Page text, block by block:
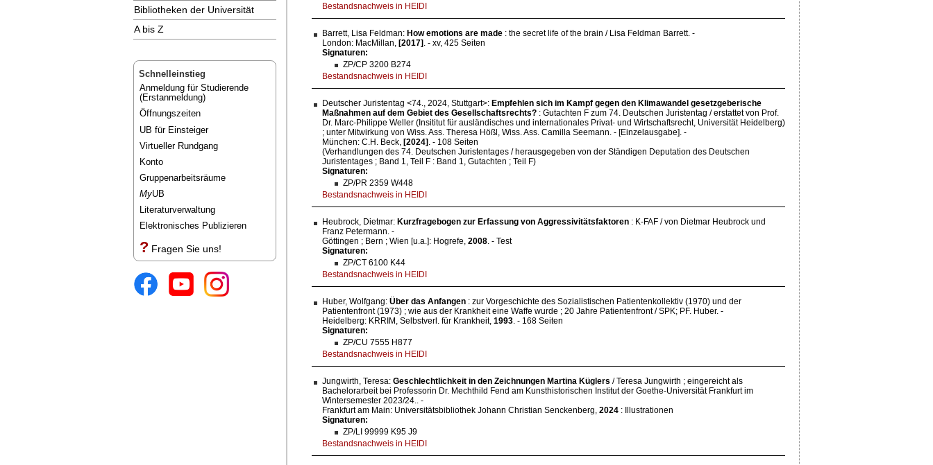
Bibliotheken der Universität
A bis Z
Schnelleinstieg
Anmeldung für Studierende
(Erstanmeldung)
Öffnungszeiten
UB für Einsteiger
Virtueller Rundgang
Konto
Gruppenarbeitsräume
MyUB
Literaturverwaltung
Elektronisches Publizieren
? Fragen Sie uns!
Bestandsnachweis in HEIDI
Barrett, Lisa Feldman: How emotions are made : the secret life of the brain / Lisa Feldman Barrett. -
London: MacMillan, [2017] . - xv, 425 Seiten
Signaturen:
ZP/CP 3200 B274
Bestandsnachweis in HEIDI
Deutscher Juristentag <74., 2024, Stuttgart>: Empfehlen sich im Kampf gegen den Klimawandel gesetzgeberische
Maßnahmen auf dem Gebiet des Gesellschaftsrechts? : Gutachten F zum 74. Deutschen Juristentag / erstattet von Prof.
Dr. Marc-Philippe Weller (Insititut für ausländisches und internationales Privat- und Wirtschaftsrecht, Universität Heidelberg)
; unter Mitwirkung von Wiss. Ass. Theresa Hößl, Wiss. Ass. Camilla Seemann. - [Einzelausgabe]. -
München: C.H. Beck, [2024] . - 108 Seiten
(Verhandlungen des 74. Deutschen Juristentages / herausgegeben von der Ständigen Deputation des Deutschen
Juristentages ; Band 1, Teil F : Band 1, Gutachten ; Teil F)
Signaturen:
ZP/PR 2359 W448
Bestandsnachweis in HEIDI
Heubrock, Dietmar: Kurzfragebogen zur Erfassung von Aggressivitätsfaktoren : K-FAF / von Dietmar Heubrock und
Franz Petermann. -
Göttingen ; Bern ; Wien [u.a.]: Hogrefe, 2008. - Test
Signaturen:
ZP/CT 6100 K44
Bestandsnachweis in HEIDI
Huber, Wolfgang: Über das Anfangen : zur Vorgeschichte des Sozialistischen Patientenkollektiv (1970) und der
Patientenfront (1973) ; wie aus der Krankheit eine Waffe wurde ; 20 Jahre Patientenfront / SPK; PF. Huber. -
Heidelberg: KRRIM, Selbstverl. für Krankheit, 1993. - 168 Seiten
Signaturen:
ZP/CU 7555 H877
Bestandsnachweis in HEIDI
Jungwirth, Teresa: Geschlechtlichkeit in den Zeichnungen Martina Küglers / Teresa Jungwirth ; eingereicht als
Bachelorarbeit bei Professorin Dr. Mechthild Fend am Kunsthistorischen Institut der Goethe-Universität Frankfurt im
Wintersemester 2023/24.. -
Frankfurt am Main: Universitätsbibliothek Johann Christian Senckenberg, 2024 : Illustrationen
Signaturen:
ZP/LI 99999 K95 J9
Bestandsnachweis in HEIDI